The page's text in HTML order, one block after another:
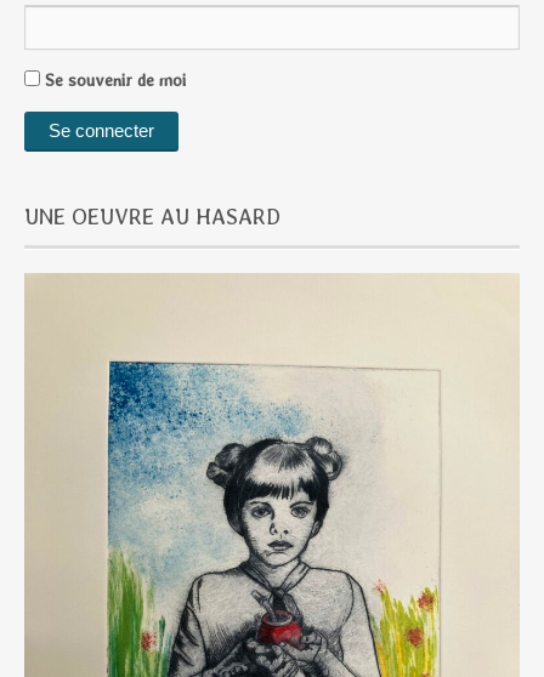
Se souvenir de moi
UNE OEUVRE AU HASARD